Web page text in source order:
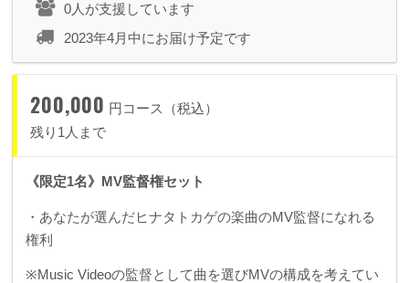
0人が支援しています
2023年4月中にお届け予定です
200,000 円コース（税込）
残り1人まで
《限定1名》MV監督権セット
・あなたが選んだヒナタトカゲの楽曲のMV監督になれる
権利
※Music Videoの監督として曲を選びMVの構成を考えてい